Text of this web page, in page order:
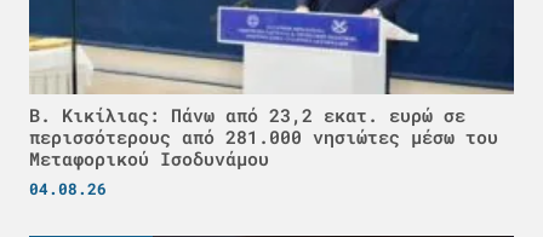
Β. Κικίλιας: Πάνω από 23,2 εκατ. ευρώ σε
περισσότερους από 281.000 νησιώτες μέσω του
Μεταφορικού Ισοδυνάμου
04.08.26